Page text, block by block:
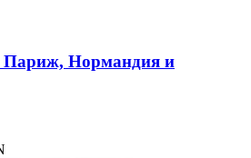
Париж, Нормандия и